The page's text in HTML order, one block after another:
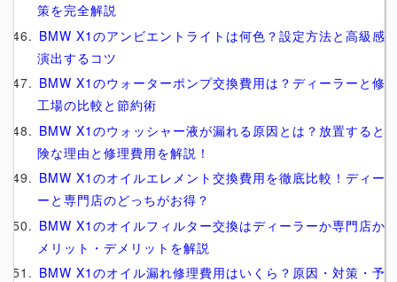
策を完全解説
BMW X1のアンビエントライトは何色？設定方法と高級感
演出するコツ
BMW X1のウォーターポンプ交換費用は？ディーラーと修
工場の比較と節約術
BMW X1のウォッシャー液が漏れる原因とは？放置すると
険な理由と修理費用を解説！
BMW X1のオイルエレメント交換費用を徹底比較！ディー
ーと専門店のどっちがお得？
BMW X1のオイルフィルター交換はディーラーか専門店か
メリット・デメリットを解説
BMW X1のオイル漏れ修理費用はいくら？原因・対策・予